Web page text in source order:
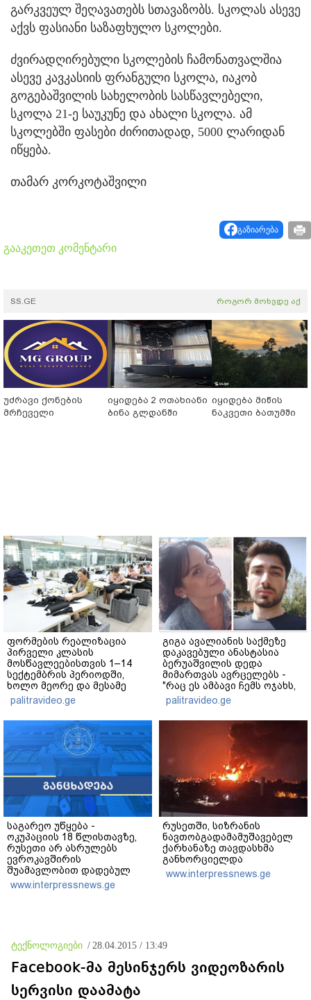
გარკვეულ შეღავათებს სთავაზობს. სკოლას ასევე
აქვს ფასიანი საზაფხულო სკოლები.
ძვირადღირებული სკოლების ჩამონათვალშია
ასევე კავკასიის ფრანგული სკოლა, იაკობ
გოგებაშვილის სახელობის სასწავლებელი,
სკოლა 21-ე საუკუნე და ახალი სკოლა. ამ
სკოლებში ფასები ძირითადად, 5000 ლარიდან
იწყება.
თამარ კორკოტაშვილი
გაზიარება
გააკეთეთ კომენტარი
SS.GE როგორ მოხვდე აქ
უძრავი ქონების
მრჩეველი
იყიდება 2 ოთახიანი
ბინა გლდანში
იყიდება მიწის
ნაკვეთი ბათუმში
ფორმების რეალიზაცია
პირველი კლასის
მოსწავლეებისთვის 1–14
სექტემბრის პერიოდში,
ხოლო მეორე და მესამე
ეტაპებზე...
palitravideo.ge
გიგა ავალიანის საქმეზე
დაკავებული ანასტასია
ბერუაშვილის დედა
მიმართვას ავრცელებს -
"რაც ეს ამბავი ჩემს ოჯახს,
ჩემს ანასტასიას გადახდა
თავს, მის მერე მე მე არ
ვარ"
palitravideo.ge
საგარეო უწყება -
ოკუპაციის 18 წლისთავზე,
რუსეთი არ ასრულებს
ევროკავშირის
შუამავლობით დადებულ
2008 წლის 12 აგვისტოს
ცეცხლის შეწყვეტის
www.interpressnews.ge
რუსეთში, სიზრანის
ნავთობგადამამუშავებელ
ქარხანაზე თავდასხმა
განხორციელდა
www.interpressnews.ge
ტექნოლოგიები / 28.04.2015 / 13:49
Facebook-მა მესინჯერს ვიდეოზარის
სერვისი დაამატა